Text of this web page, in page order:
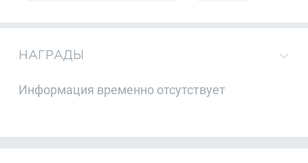
НАГРАДЫ
Информация временно отсутствует